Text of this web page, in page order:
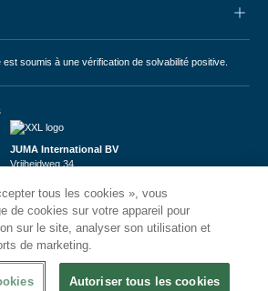
est soumis à une vérification de solvabilité positive.
JUMA International BV
Vrijheidweg 34
BTW: NL853095048B01
K.V.K.: 58573909
tous les cookies », vous
de cookies sur votre appareil pour
sur le site, analyser son utilisation et
de marketing.
Autoriser tous les cookies